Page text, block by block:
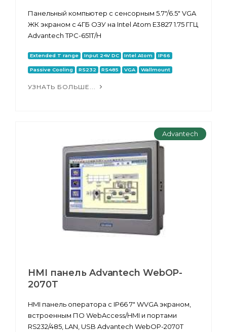
Панельный компьютер с сенсорным 5.7"/6.5" VGA
ЖК экраном с 4ГБ ОЗУ на Intel Atom E3827 1.75 ГГЦ
Advantech TPC-651T/H
Extended T range Input 24V DC Intel Atom IP66
Passive Cooling RS232 RS485 VGA Wallmount
УЗНАТЬ БОЛЬШЕ...
Advantech
HMI панель Advantech WebOP-
2070T
HMI панель оператора c IP66 7" WVGA экраном,
встроенным ПО WebAccess/HMI и портами
RS232/485, LAN, USB Advantech WebOP-2070T